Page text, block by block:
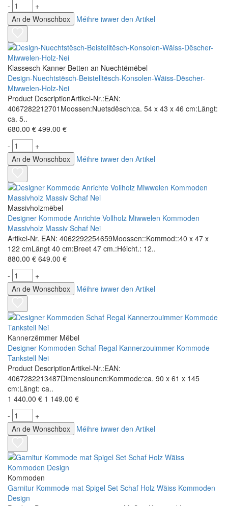
-
+
An de Wonschbox
Méihre iwwer den Artikel
Klassesch Kanner Betten an Nuechtëmëbel
Design-Nuechtstësch-Beistelltësch-Konsolen-Wäiss-Dëscher-
Miwwelen-Holz-Nei
Product DescriptionArtikel-Nr.:EAN:
4067282212701Moossen:Nuetsdësch:ca. 54 x 43 x 46 cm:Längt:
ca. 5..
680.00 € 499.00 €
-
+
An de Wonschbox
Méihre iwwer den Artikel
Massivholzmëbel
Designer Kommode Anrichte Vollholz Miwwelen Kommoden
Massivholz Massiv Schaf Nei
Artikel-Nr. EAN: 4062292254659Moossen::Kommod::40 x 47 x
122 cmLängt 40 cm:Breet 47 cm.:Héicht.: 12..
880.00 € 649.00 €
-
+
An de Wonschbox
Méihre iwwer den Artikel
Kannerzëmmer Mëbel
Designer Kommoden Schaf Regal Kannerzouimmer Kommode
Tankstell Nei
Product DescriptionArtikel-Nr.:EAN:
4067282213487Dimensiounen:Kommode:ca. 90 x 61 x 145
cm:Längt: ca..
1 440.00 € 1 149.00 €
-
+
An de Wonschbox
Méihre iwwer den Artikel
Kommoden
Garnitur Kommode mat Spigel Set Schaf Holz Wäiss Kommoden
Design